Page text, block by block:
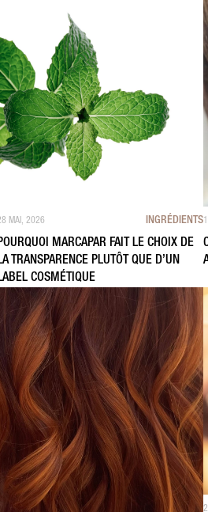
MAI, 2026 INGRÉDIENTS
MARCAPAR FAIT LE CHOIX DE
TRANSPARENCE PLUTÔT QUE D’UN
COSMÉTIQUE